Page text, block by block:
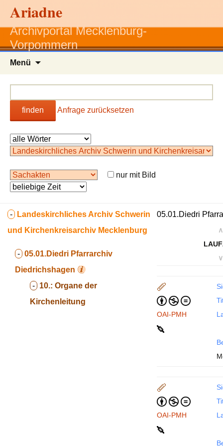
Ariadne
Archivportal Mecklenburg-
Vorpommern
Menü
finden Anfrage zurücksetzen
nur mit Bild
- Landeskirchliches Archiv Schwerin
und Kirchenkreisarchiv Mecklenburg
- 05.01.Diedri Pfarrarchiv
Diedrichshagen
- 10.: Organe der
Kirchenleitung
05.01.Diedri
∧
∨
OAI-PMH
OAI-PMH